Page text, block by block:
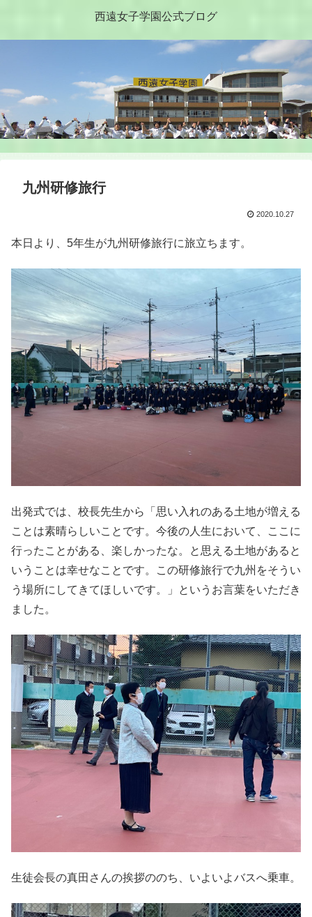
西遠女子学園公式ブログ
九州研修旅行
2020.10.27
本日より、5年生が九州研修旅行に旅立ちます。
出発式では、校長先生から「思い入れのある土地が増える
ことは素晴らしいことです。今後の人生において、ここに
行ったことがある、楽しかったな。と思える土地があると
いうことは幸せなことです。この研修旅行で九州をそうい
う場所にしてきてほしいです。」というお言葉をいただき
ました。
生徒会長の真田さんの挨拶ののち、いよいよバスへ乗車。